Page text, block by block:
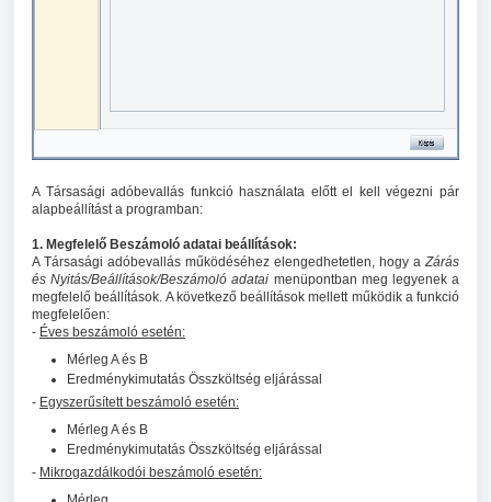
A Társasági adóbevallás funkció használata előtt el kell végezni pár
alapbeállítást a programban:
1. Megfelelő Beszámoló adatai beállítások:
A Társasági adóbevallás működéséhez elengedhetetlen, hogy a Zárás
és Nyitás/Beállítások/Beszámoló adatai menüpontban meg legyenek a
megfelelő beállítások. A következő beállítások mellett működik a funkció
megfelelően:
- Éves beszámoló esetén:
Mérleg A és B
Eredménykimutatás Összköltség eljárással
- Egyszerűsített beszámoló esetén:
Mérleg A és B
Eredménykimutatás Összköltség eljárással
- Mikrogazdálkodói beszámoló esetén: